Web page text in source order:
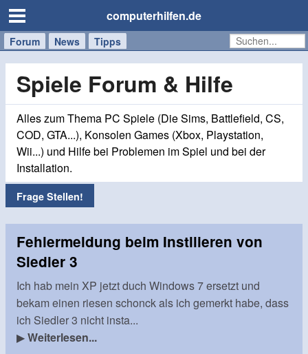
computerhilfen.de
Forum News Tipps
Handy
Windows
Mac
Spiele Forum & Hilfe
Alles zum Thema PC Spiele (Die Sims, Battlefield, CS,
COD, GTA...), Konsolen Games (Xbox, Playstation,
Wii...) und Hilfe bei Problemen im Spiel und bei der
Installation.
Frage Stellen!
Fehlermeldung beim Instllieren von
Siedler 3
Ich hab mein XP jetzt duch Windows 7 ersetzt und
bekam einen riesen schonck als ich gemerkt habe, dass
ich Siedler 3 nicht insta...
▶Weiterlesen...